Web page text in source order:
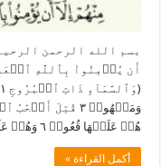
بسم الله الرحمن
هُمۡ عَلَيۡهَا قُعُودٞ ٦ وَهُمۡ عَلَىٰ مَا يَفۡعَلُونَ بِٱلۡمُؤۡمِنِينَ شُهُودٞ ٧ …
أكمل القراءة »